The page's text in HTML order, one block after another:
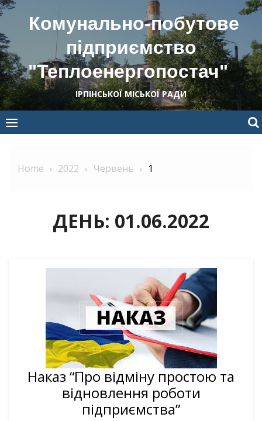
Skip
content
Комунально-побутове
підприємство
"Теплоенергопостач"
ІРПІНСЬКОЇ МІСЬКОЇ РАДИ
Home 2022 Червень 1
ДЕНЬ: 01.06.2022
Наказ “Про відміну простою та
відновлення роботи
підприємства”